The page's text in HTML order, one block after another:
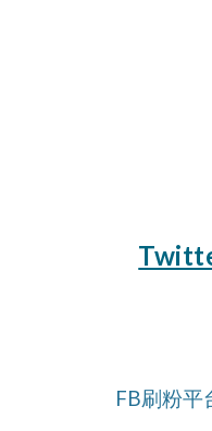
FB刷粉平